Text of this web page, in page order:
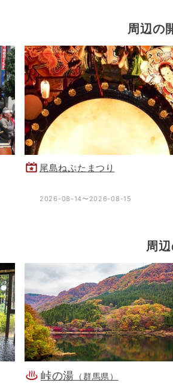
周辺の
尾島ねぷたまつり
2026-08-14〜2026-08-15
周
峠の湯 （群馬県）